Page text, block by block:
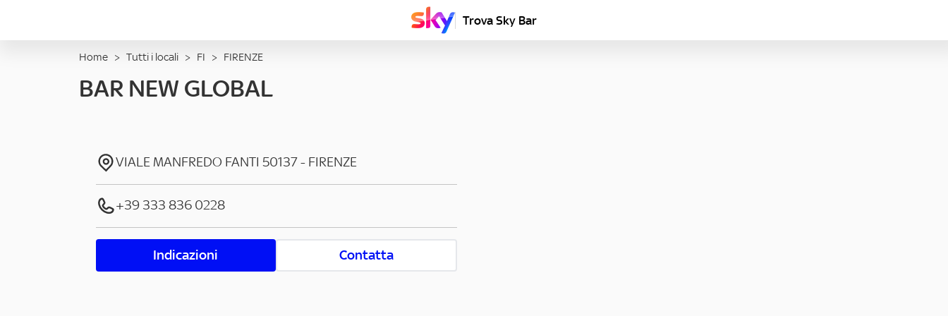
Trova Sky Bar
Home > Tutti i locali > FI > FIRENZE
BAR NEW GLOBAL
VIALE MANFREDO FANTI 50137- FIRENZE
+39 333 836 0228
Indicazioni Contatta